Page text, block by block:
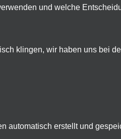
und welche
klingen, wir haben uns bei
automatisch erstellt und